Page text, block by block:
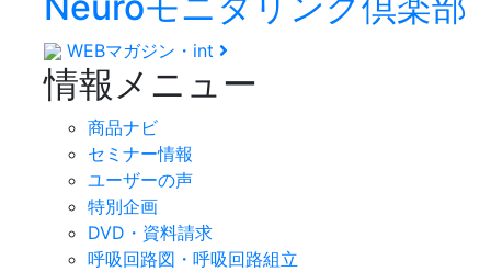
WEBマガジン・int
情報メニュー
商品ナビ
セミナー情報
ユーザーの声
特別企画
DVD・資料請求
呼吸回路図・呼吸回路組立